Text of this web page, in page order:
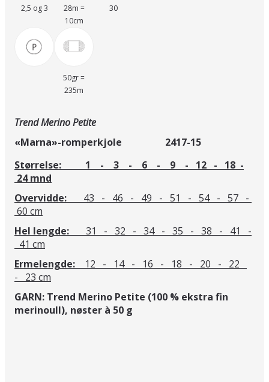
2,5 og 3
28m =
10cm
30
50gr =
235m
Trend Merino Petite
«Marna»-romperkjole
2417-15
Størrelse: 1 - 3 - 6 - 9 - 12 - 18 -
24 mnd
Overvidde: 43 - 46 - 49 - 51 - 54 - 57 -
60 cm
Hel lengde: 31 - 32 - 34 - 35 - 38 - 41 -
41 cm
Ermelengde: 12 - 14 - 16 - 18 - 20 - 22
- 23 cm
GARN: Trend Merino Petite (100 % ekstra fin
merinoull), nøster à 50 g